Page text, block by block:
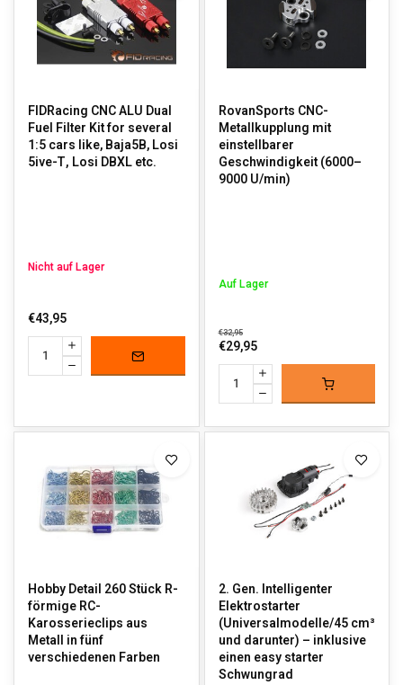
FIDRacing CNC ALU Dual
Fuel Filter Kit for several
1:5 cars like, Baja5B, Losi
5ive-T, Losi DBXL etc.
Nicht auf Lager
€43,95
RovanSports CNC-
Metallkupplung mit
einstellbarer
Geschwindigkeit (6000–
9000 U/min)
Auf Lager
€32,95
€29,95
Hobby Detail 260 Stück R-
förmige RC-
Karosserieclips aus
Metall in fünf
verschiedenen Farben
2. Gen. Intelligenter
Elektrostarter
(Universalmodelle/45 cm³
und darunter) – inklusive
einen easy starter
Schwungrad